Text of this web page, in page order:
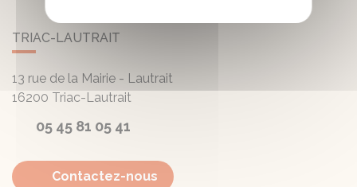
TRIAC-LAUTRAIT
13 rue de la Mairie - Lautrait
16200 Triac-Lautrait
05 45 81 05 41
Contactez-nous